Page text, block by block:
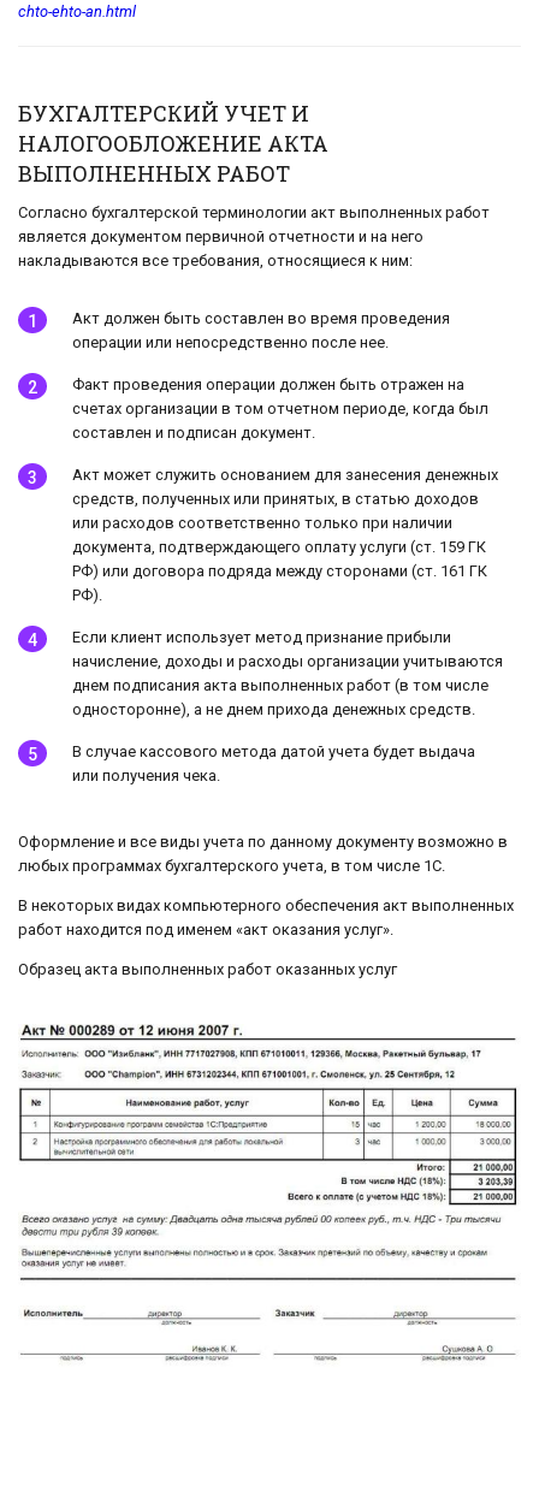
chto-ehto-an.html
БУХГАЛТЕРСКИЙ УЧЕТ И
НАЛОГООБЛОЖЕНИЕ АКТА
ВЫПОЛНЕННЫХ РАБОТ
Согласно бухгалтерской терминологии акт выполненных работ
является документом первичной отчетности и на него
накладываются все требования, относящиеся к ним:
Акт должен быть составлен во время проведения
операции или непосредственно после нее.
Факт проведения операции должен быть отражен на
счетах организации в том отчетном периоде, когда был
составлен и подписан документ.
Акт может служить основанием для занесения денежных
средств, полученных или принятых, в статью доходов
или расходов соответственно только при наличии
документа, подтверждающего оплату услуги (ст. 159 ГК
РФ) или договора подряда между сторонами (ст. 161 ГК
РФ).
Если клиент использует метод признание прибыли
начисление, доходы и расходы организации учитываются
днем подписания акта выполненных работ (в том числе
односторонне), а не днем прихода денежных средств.
В случае кассового метода датой учета будет выдача
или получения чека.
Оформление и все виды учета по данному документу возможно в
любых программах бухгалтерского учета, в том числе 1С.
В некоторых видах компьютерного обеспечения акт выполненных
работ находится под именем «акт оказания услуг».
Образец акта выполненных работ оказанных услуг